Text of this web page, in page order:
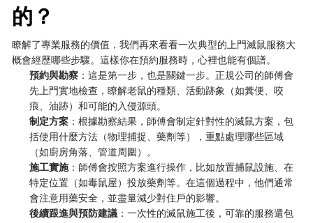
的？
瞭解了專業服務的價值，我們再來看看一次典型的上門滅鼠服務大
概會經歷哪些步驟。這樣你在預約服務時，心裡也能有個譜。
預約與勘察 ：這是第一步，也是關鍵一步。正規公司的師傅會
先上門實地檢查，瞭解老鼠的種類、活動跡象（如糞便、咬
痕、油跡）和可能的入侵源頭。
制定方案 ：根據勘察結果，師傅會制定針對性的滅鼠方案，包
括使用什麼方法（物理捕捉、藥劑等），重點處理哪些區域
（如廚房角落、管道周圍）。
施工實施：師傅會按照方案進行操作，比如放置捕鼠設施、在
特定位置（如毒鼠屋）投放藥劑等。在這個過程中，他們通常
會注意用藥安全，並盡量減少對住戶的影響。
後續跟進與預防建議 ：一次性的滅鼠施工後，可靠的服務還包